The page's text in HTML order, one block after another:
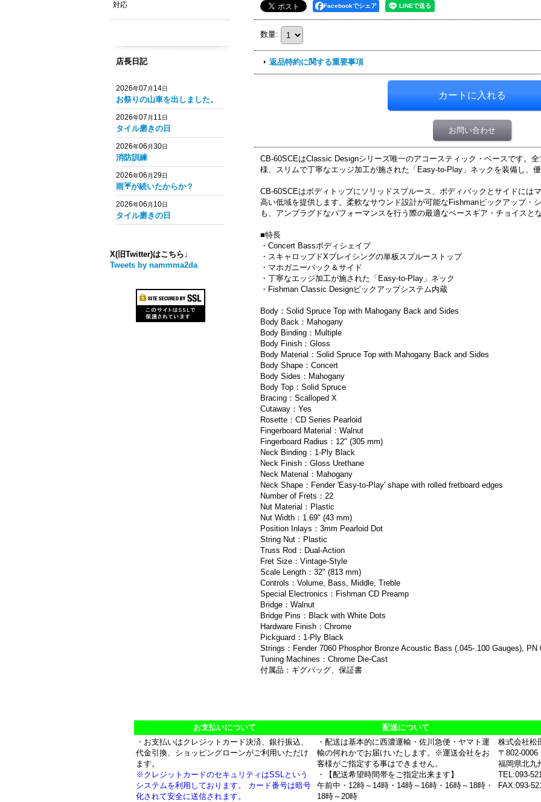
対応
店長日記
2026年07 月 14日
お祭りの山車を出しました。
2026年07 月 11日
タイル磨きの日
2026年06 月30日
消防訓練
2026年06 月29日
雨☔️が続いたからか？
2026年06 月 10日
タイル磨きの日
X(旧Twitter)はこちら↓
Tweets by nammma2da
Facebookでシェア
数量:
返品特約に関する重要事項
お問い合わせ
CB-60SCEはClassic Designシリーズ唯一のアコースティック・ベースです。
様、スリムで丁寧なエッジ加工が施された「Easy-to-Play」ネックを装備し、
CB-60SCEはボディトップにソリッドスプルース、ボディバックとサイドには
高い低域を提供します。柔軟なサウンド設計が可能なFishmanピックアップ・
も、アンプラグドなパフォーマンスを行う際の最適なベースギア・チョイスと
■特長
・Concert Bassボディシェイプ
・スキャロップドXブレイシングの単板スプルーストップ
・マホガニーバック＆サイド
・丁寧なエッジ加工が施された「Easy-to-Play」ネック
・Fishman Classic Designピックアップシステム内蔵
Body：Solid Spruce Top with Mahogany Back and Sides
Body Back：Mahogany
Body Binding：Multiple
Body Finish：Gloss
Body Material：Solid Spruce Top with Mahogany Back and Sides
Body Shape：Concert
Body Sides：Mahogany
Body Top：Solid Spruce
Bracing：Scalloped X
Cutaway：Yes
Rosette：CD Series Pearloid
Fingerboard Material：Walnut
Fingerboard Radius：12" (305 mm)
Neck Binding：1-Ply Black
Neck Finish：Gloss Urethane
Neck Material：Mahogany
Neck Shape：Fender 'Easy-to-Play' shape with rolled fretboard edges
Number of Frets：22
Nut Material：Plastic
Nut Width：1.69" (43 mm)
Position Inlays：3mm Pearloid Dot
String Nut：Plastic
Truss Rod：Dual-Action
Fret Size：Vintage-Style
Scale Length：32" (813 mm)
Controls：Volume, Bass, Middle, Treble
Special Electronics：Fishman CD Preamp
Bridge：Walnut
Bridge Pins：Black with White Dots
Hardware Finish：Chrome
Pickguard：1-Ply Black
Strings：Fender 7060 Phosphor Bronze Acoustic Bass (.045-.100 Gauges), PN
Tuning Machines：Chrome Die-Cast
付属品：ギグバッグ、保証書
お支払いについて 配送について
・お支払いはクレジットカード決済、銀行振込、
代金引換、ショッピングローンがご利用いただけ
ます。
※クレジットカードのセキュリティはSSLという
システムを利用しております。 カード番号は暗号
化されて安全に送信されます。
・配送は基本的に西濃運輸・佐川急便・ヤマト運
輸の何れかでお届けいたします。※運送会社をお
客様がご指定する事はできません。
・【配送希望時間帯をご指定出来ます】
午前中・12時～14時・14時～16時・16時～18時・
18時～20時
株式会社松
〒802-0006
福岡県北九
TEL:093-
FAX:093-